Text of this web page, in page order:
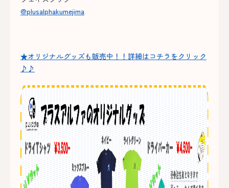
@plusalphakumejima
★オリジナルグッズも販売中！！詳細はコチラをクリック
♪♪